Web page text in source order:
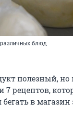
различных блюд
полезный, но
7 рецептов,
в